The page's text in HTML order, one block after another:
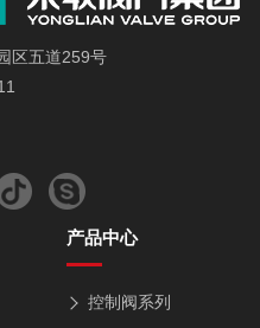
区五道259号
产品中心
控制阀系列